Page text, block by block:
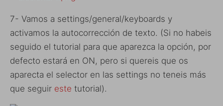
7- Vamos a settings/general/keyboards y
activamos la autocorrección de texto. (Si no habeis
seguido el tutorial para que aparezca la opción, por
defecto estará en ON, pero si quereis que os
aparecta el selector en las settings no teneis más
que seguir este tutorial).